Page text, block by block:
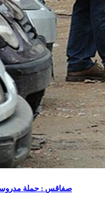
صفاقس : حملة